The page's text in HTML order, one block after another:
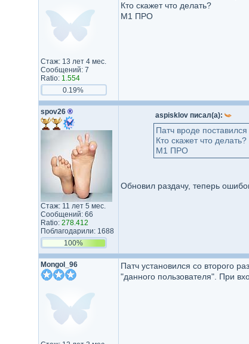
Стаж: 13 лет 4 мес.
Сообщений: 7
Ratio: 1.554
0.19%
Кто скажет что делать?
М1 ПРО
spov26 ®
Стаж: 11 лет 5 мес.
Сообщений: 66
Ratio: 278.412
Поблагодарили: 1688
100%
aspisklov писал(а):
Патч вроде
Кто скажет что делать?
М1 ПРО
Обновил раздачу, теперь
Mongol_96
Патч установился со второго
"данного пользователя". При